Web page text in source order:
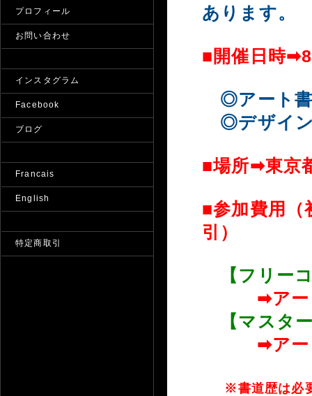
プロフィール
お問い合わせ
インスタグラム
Facebook
ブログ
Francais
English
特定商取引
あります。
■開催日時
◎アート書
◎デザイン
■場所➡東京
■参加費用（
引）
【フリー
➡アート
【マスタ
➡アート
※書道歴は必